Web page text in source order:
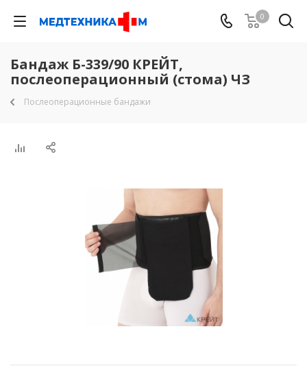
0
Бандаж Б-339/90 КРЕЙТ,
послеоперационный (стома) ЧЗ
Послеоперационные бандажи